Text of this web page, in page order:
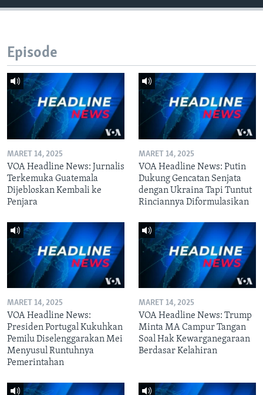
Episode
MARET 14, 2025
VOA Headline News: Jurnalis
Terkemuka Guatemala
Dijebloskan Kembali ke
Penjara
MARET 14, 2025
VOA Headline News: Putin
Dukung Gencatan Senjata
dengan Ukraina Tapi Tuntut
Rinciannya Diformulasikan
MARET 14, 2025
VOA Headline News:
Presiden Portugal Kukuhkan
Pemilu Diselenggarakan Mei
Menyusul Runtuhnya
Pemerintahan
MARET 14, 2025
VOA Headline News: Trump
Minta MA Campur Tangan
Soal Hak Kewarganegaraan
Berdasar Kelahiran